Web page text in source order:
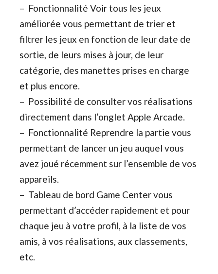
– Fonctionnalité Voir tous les jeux
améliorée vous permettant de trier et
filtrer les jeux en fonction de leur date de
sortie, de leurs mises à jour, de leur
catégorie, des manettes prises en charge
et plus encore.
– Possibilité de consulter vos réalisations
directement dans l’onglet Apple Arcade.
– Fonctionnalité Reprendre la partie vous
permettant de lancer un jeu auquel vous
avez joué récemment sur l’ensemble de vos
appareils.
– Tableau de bord Game Center vous
permettant d’accéder rapidement et pour
chaque jeu à votre profil, à la liste de vos
amis, à vos réalisations, aux classements,
etc.